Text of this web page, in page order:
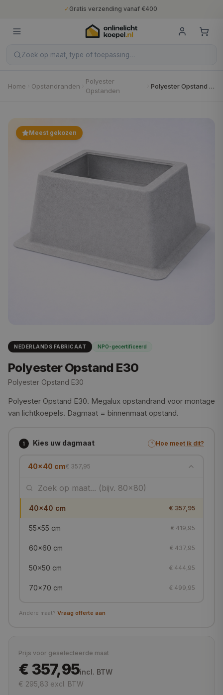
✓ Gratis verzending vanaf €400
10 jaar fabrieksgarantie
Nederlandse productie
Zoek op maat, type of toepassing…
Home Opstandranden
Polyester
Opstanden
Polyester Opstand E30
Meest gekozen
NEDERLANDS FABRICAAT NPO-gecertificeerd
Polyester Opstand E30
Polyester Opstand E30
Polyester Opstand E30. Megalux opstandrand voor montage
van lichtkoepels. Dagmaat = binnenmaat opstand.
1 Kies uw dagmaat ? Hoe meet ik dit?
40x40 cm€ 357,95
40x40 cm € 357,95
55x55 cm € 419,95
60x60 cm € 437,95
50x50 cm € 444,95
70x70 cm € 499,95
105x105 cm
120x120 cm
Andere maat? Vraag offerte aan
Prijs voor geselecteerde maat
€ 357,95incl. BTW
€ 295,83 excl. BTW